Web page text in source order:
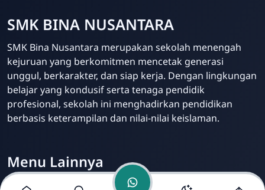
Admin Sekolah
Online
SMK BINA NUSANTARA
SMK Bina Nusantara merupakan sekolah menengah
kejuruan yang berkomitmen mencetak generasi
unggul, berkarakter, dan siap kerja. Dengan lingkungan
belajar yang kondusif serta tenaga pendidik
profesional, sekolah ini menghadirkan pendidikan
berbasis keterampilan dan nilai-nilai keislaman.
Menu Lainnya
Visi dan Misi